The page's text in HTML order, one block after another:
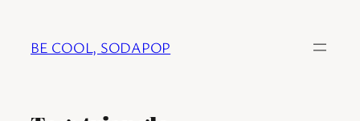
BE COOL, SODAPOP